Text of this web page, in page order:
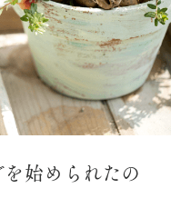
を始められたの